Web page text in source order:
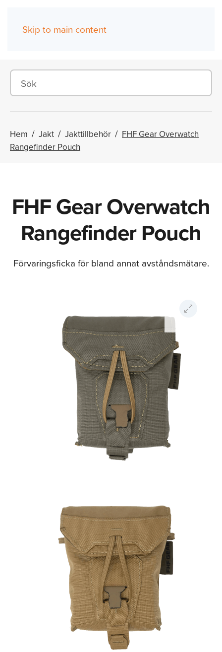
Skip to main content
Hem Jakt Jakttillbehör
FHF Gear Overwatch
Rangefinder Pouch
FHF Gear Overwatch
Rangefinder Pouch
Förvaringsficka för bland annat avståndsmätare.